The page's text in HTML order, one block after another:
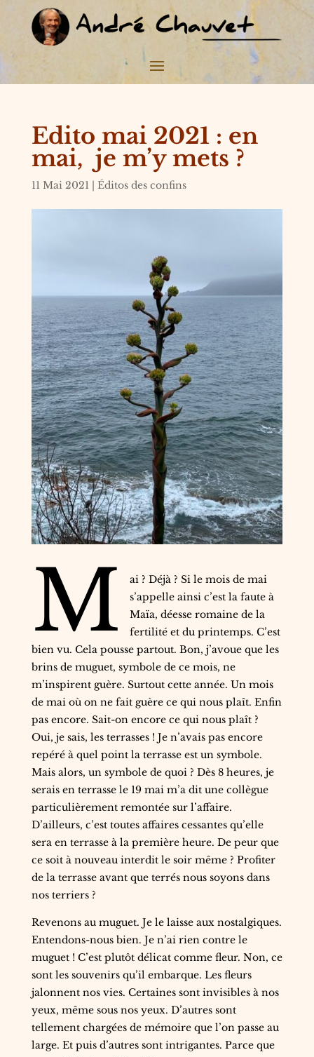
Edito mai 2021 : en
mai, je m’y mets ?
11 Mai 2021| Éditos des confins
M
ai ? Déjà ? Si le mois de mai
s’appelle ainsi c’est la faute à
Maïa, déesse romaine de la
fertilité et du printemps. C’est
bien vu. Cela pousse partout. Bon, j’avoue que les
brins de muguet, symbole de ce mois, ne
m’inspirent guère. Surtout cette année. Un mois
de mai où on ne fait guère ce qui nous plaît. Enfin
pas encore. Sait-on encore ce qui nous plaît ?
Oui, je sais, les terrasses ! Je n’avais pas encore
repéré à quel point la terrasse est un symbole.
Mais alors, un symbole de quoi ? Dès 8 heures, je
serais en terrasse le 19 mai m’a dit une collègue
particulièrement remontée sur l’affaire.
D’ailleurs, c’est toutes affaires cessantes qu’elle
sera en terrasse à la première heure. De peur que
ce soit à nouveau interdit le soir même ? Profiter
de la terrasse avant que terrés nous soyons dans
nos terriers ?
Revenons au muguet. Je le laisse aux nostalgiques.
Entendons-nous bien. Je n’ai rien contre le
muguet ! C’est plutôt délicat comme fleur. Non, ce
sont les souvenirs qu’il embarque. Les fleurs
jalonnent nos vies. Certaines sont invisibles à nos
yeux, même sous nos yeux. D’autres sont
tellement chargées de mémoire que l’on passe au
large. Et puis d’autres sont intrigantes. Parce que